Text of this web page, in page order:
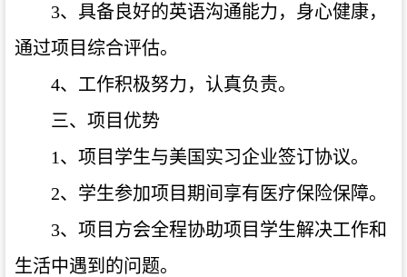
3、具备良好的英语沟通能力，身心健康，
通过项目综合评估。
4、工作积极努力，认真负责。
三、项目优势
1、项目学生与美国实习企业签订协议。
2、学生参加项目期间享有医疗保险保障。
3、项目方会全程协助项目学生解决工作和
生活中遇到的问题。